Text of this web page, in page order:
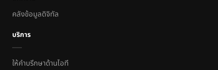
คลังข้อมูลดิจิทัล
บริการ
ให้คำบรึกษาด้านไอที